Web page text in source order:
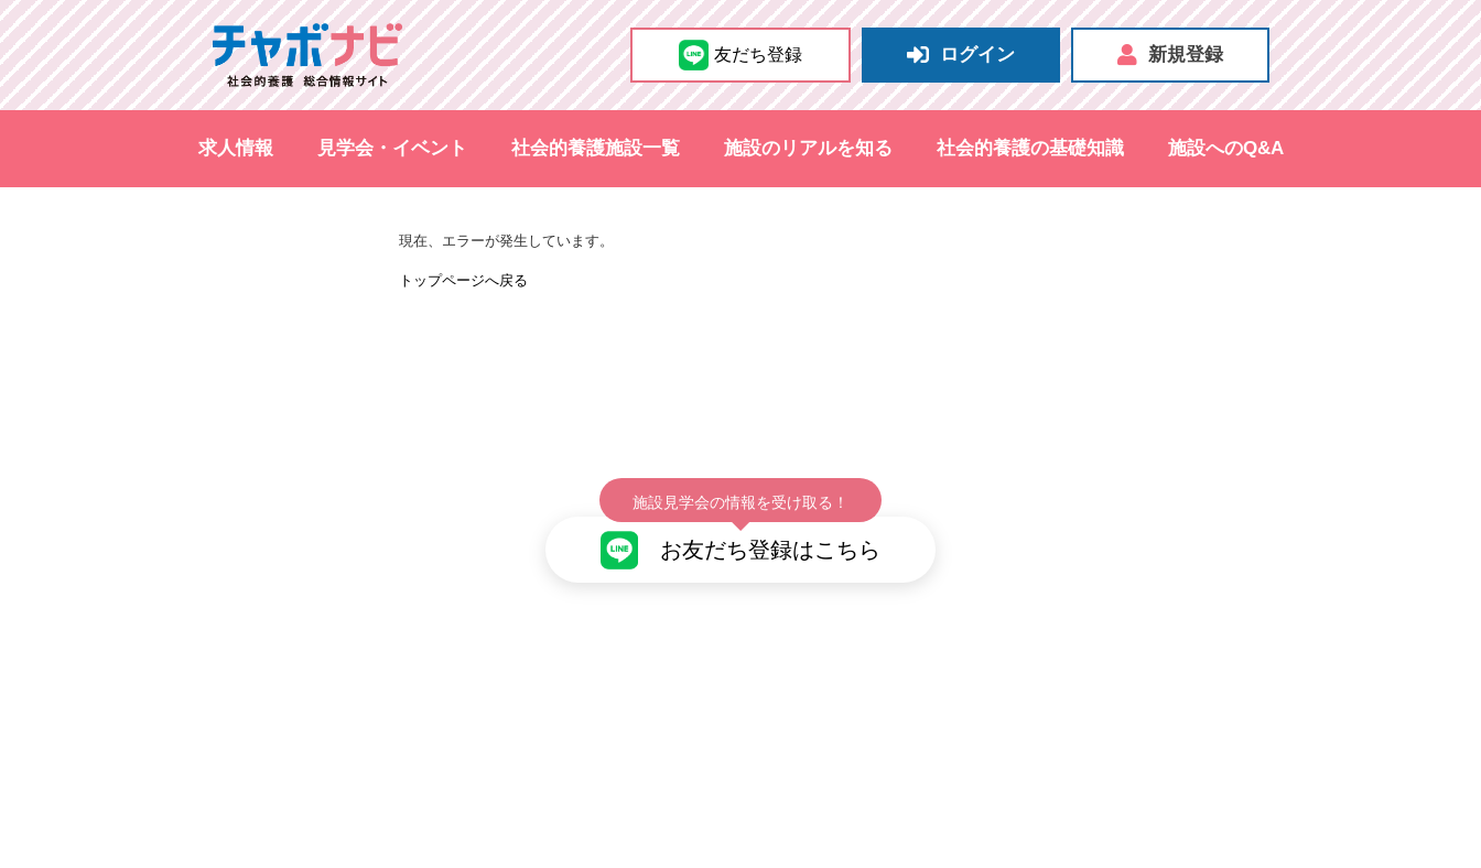
友だち登録 ログイン 新規登録
求人情報 見学会・イベント 社会的養護施設一覧 施設のリアルを知る 社会的養護の基礎知識 施設へのQ&A
現在、エラーが発生しています。
トップページへ戻る
施設見学会の情報を受け取る！
お友だち登録はこちら